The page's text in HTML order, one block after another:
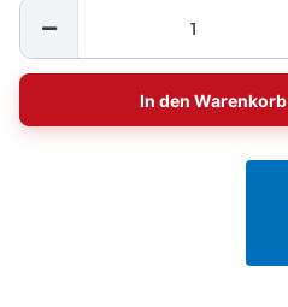
In den Warenkorb